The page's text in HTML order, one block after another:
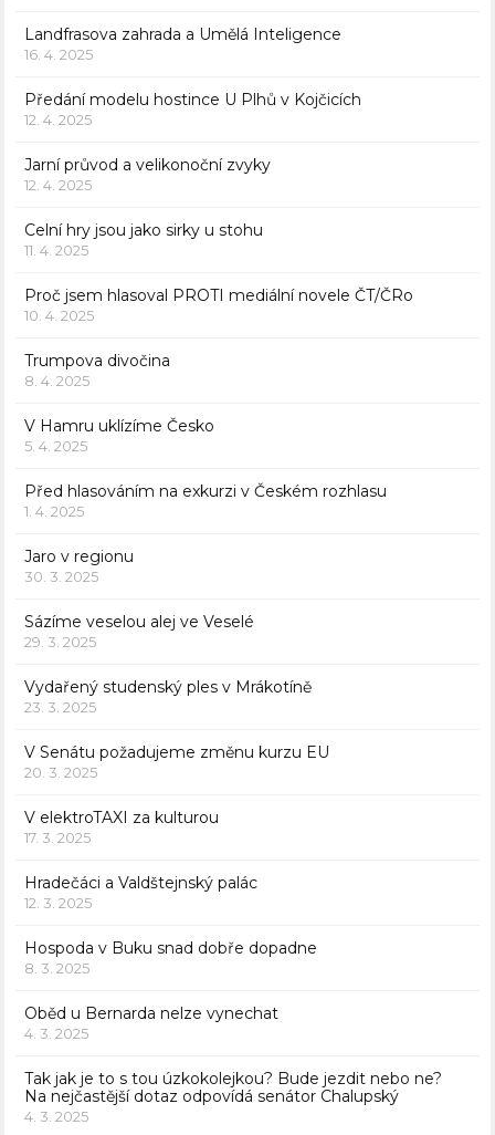
Landfrasova zahrada a Umělá Inteligence
16. 4. 2025
Předání modelu hostince U Plhů v Kojčicích
12. 4. 2025
Jarní průvod a velikonoční zvyky
12. 4. 2025
Celní hry jsou jako sirky u stohu
11. 4. 2025
Proč jsem hlasoval PROTI mediální novele ČT/ČRo
10. 4. 2025
Trumpova divočina
8. 4. 2025
V Hamru uklízíme Česko
5. 4. 2025
Před hlasováním na exkurzi v Českém rozhlasu
1. 4. 2025
Jaro v regionu
30. 3. 2025
Sázíme veselou alej ve Veselé
29. 3. 2025
Vydařený studenský ples v Mrákotíně
23. 3. 2025
V Senátu požadujeme změnu kurzu EU
20. 3. 2025
V elektroTAXI za kulturou
17. 3. 2025
Hradečáci a Valdštejnský palác
12. 3. 2025
Hospoda v Buku snad dobře dopadne
8. 3. 2025
Oběd u Bernarda nelze vynechat
4. 3. 2025
Tak jak je to s tou úzkokolejkou? Bude jezdit nebo ne?
Na nejčastější dotaz odpovídá senátor Chalupský
4. 3. 2025